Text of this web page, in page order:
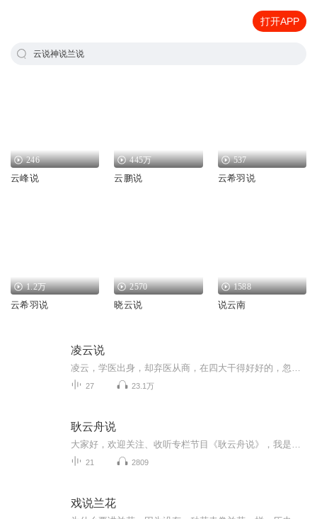
打开APP
云说神说兰说
246
云峰说
445万
云鹏说
537
云希羽说
1.2万
云希羽说
2570
晓云说
1588
说云南
凌云说
27 23.1万
耿云舟说
21 2809
戏说兰花